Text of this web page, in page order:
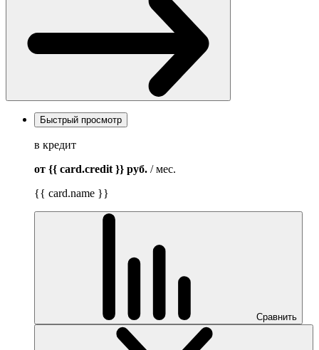
Быстрый просмотр
в кредит
от {{ card.credit }} руб. / мес.
{{ card.name }}
Сравнить